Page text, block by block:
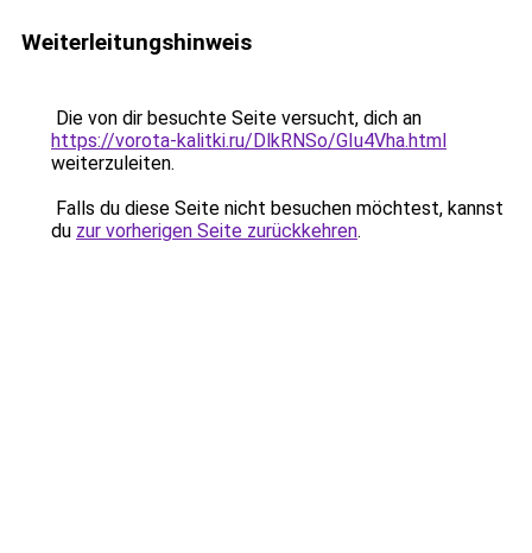
Weiterleitungshinweis
Die von dir besuchte Seite versucht, dich an
https://vorota-kalitki.ru/DlkRNSo/GIu4Vha.html
weiterzuleiten.
Falls du diese Seite nicht besuchen möchtest, kannst
du zur vorherigen Seite zurückkehren.